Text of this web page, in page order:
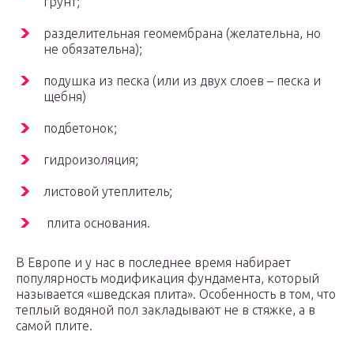
разделительная геомембрана (желательна, но
не обязательна);
подушка из песка (или из двух слоев – песка и
щебня)
подбетонок;
гидроизоляция;
листовой утеплитель;
плита основания.
В Европе и у нас в последнее время набирает
популярность модификация фундамента, который
называется «шведская плита». Особенность в том, что
теплый водяной пол закладывают не в стяжке, а в
самой плите.